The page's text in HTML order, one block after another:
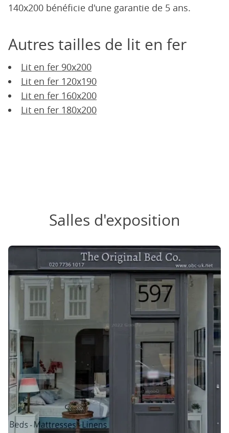
140x200 bénéficie d'une garantie de 5 ans.
Autres tailles de lit en fer
Lit en fer 90x200
Lit en fer 120x190
Lit en fer 160x200
Lit en fer 180x200
Salles d'exposition